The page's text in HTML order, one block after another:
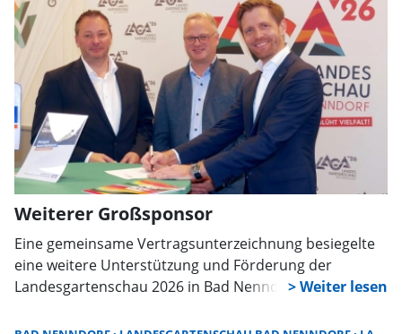
Weiterer Großsponsor
Eine gemeinsame Vertragsunterzeichnung besiegelte
eine weitere Unterstützung und Förderung der
Landesgartenschau 2026 in Bad Nenndorf: Die
Schaumburg und Nienburg eG sind Hauptsponsoren